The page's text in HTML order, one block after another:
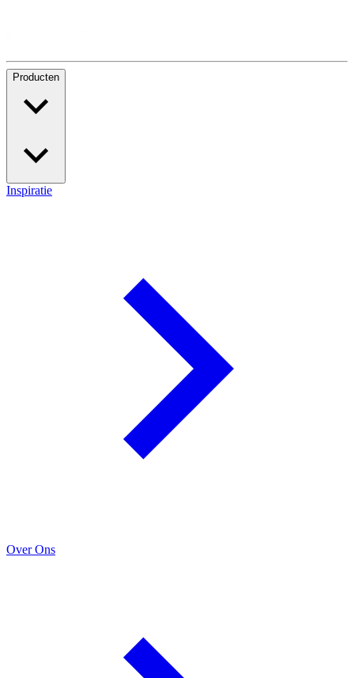
Producten
Inspiratie
Over Ons